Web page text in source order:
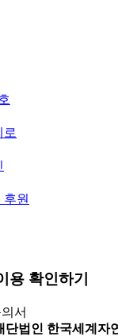
로
후원
용 확인하기
서
법인 한국세계자